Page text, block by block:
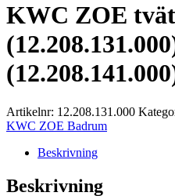
KWC ZOE
Artikelnr: 12.208.131.000
KWC ZOE Badrum
Beskrivning
Beskrivning